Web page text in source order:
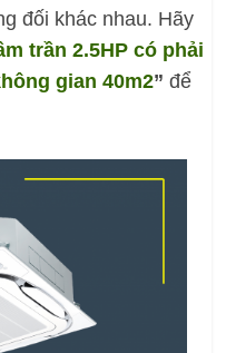
đối khác nhau. Hãy
trần 2.5HP có phải
gian 40m2” để